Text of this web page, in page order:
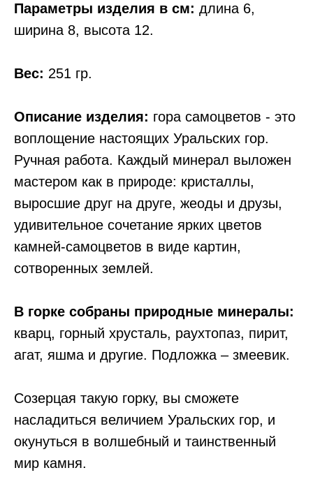
Параметры изделия в см: длина 6,
ширина 8, высота 12.
Вес: 251 гр.
Описание изделия: гора самоцветов - это
воплощение настоящих Уральских гор.
Ручная работа. Каждый минерал выложен
мастером как в природе: кристаллы,
выросшие друг на друге, жеоды и друзы,
удивительное сочетание ярких цветов
камней-самоцветов в виде картин,
сотворенных землей.
В горке собраны природные минералы:
кварц, горный хрусталь, раухтопаз, пирит,
агат, яшма и другие. Подложка – змеевик.
Созерцая такую горку, вы сможете
насладиться величием Уральских гор, и
окунуться в волшебный и таинственный
мир камня.